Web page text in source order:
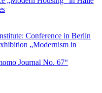
Conference in Berlin
„Modernism in
Journal No. 67“